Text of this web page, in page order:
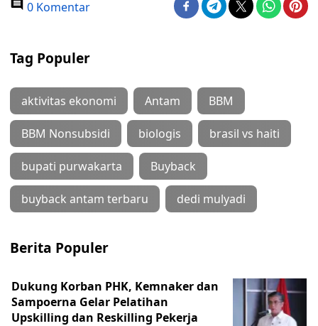
0 Komentar
Tag Populer
aktivitas ekonomi Antam BBM
BBM Nonsubsidi biologis brasil vs haiti
bupati purwakarta Buyback
buyback antam terbaru dedi mulyadi
Berita Populer
Dukung Korban PHK, Kemnaker dan
Sampoerna Gelar Pelatihan
Upskilling dan Reskilling Pekerja